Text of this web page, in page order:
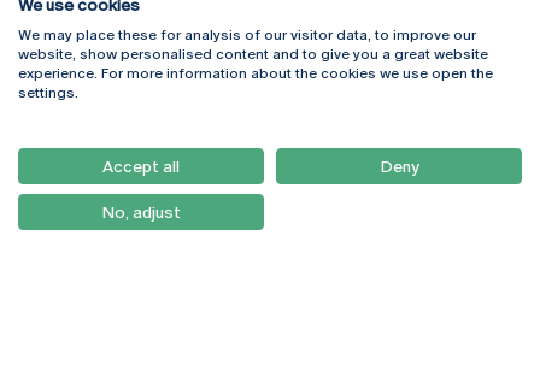
Rua Diogo Botelho 1327
4169-005 Porto
+351 226 196 240
Campus Online
Webmail
Como Chegar
Newsletter
We use cookies
We may place these for analysis of our visitor data, to improve our
website, show personalised content and to give you a great website
experience. For more information about the cookies we use open the
settings.
Accept all Deny
No, adjust